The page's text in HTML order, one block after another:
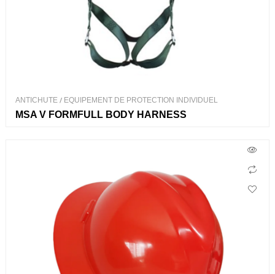
ANTICHUTE/ EQUIPEMENT DE PROTECTION INDIVIDUEL
MSA V FORMFULL BODY HARNESS